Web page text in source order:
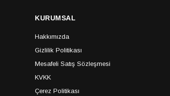
KURUMSAL
Hakkımızda
Gizlilik Politikası
Mesafeli Satış Sözleşmesi
KVKK
Çerez Politikası